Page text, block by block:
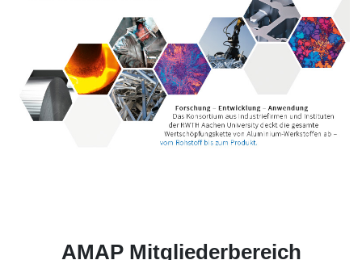
AMAP Mitgliederbereich